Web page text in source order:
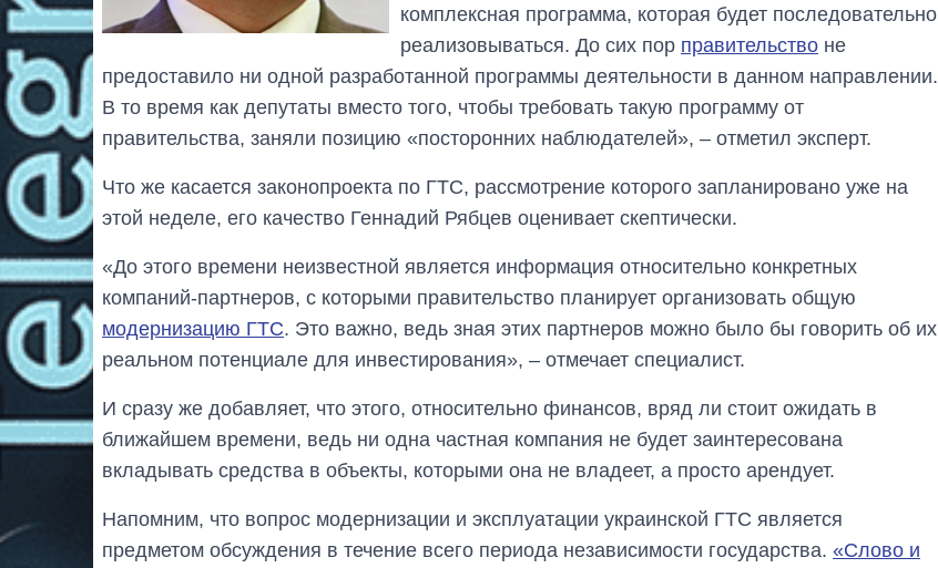
комплексная программа, которая будет последовательно
реализовываться. До сих пор правительство не
предоставило ни одной разработанной программы деятельности в данном направлении.
В то время как депутаты вместо того, чтобы требовать такую программу от
правительства, заняли позицию «посторонних наблюдателей», – отметил эксперт.
Что же касается законопроекта по ГТС, рассмотрение которого запланировано уже на
этой неделе, его качество Геннадий Рябцев оценивает скептически.
«До этого времени неизвестной является информация относительно конкретных
компаний-партнеров, с которыми правительство планирует организовать общую
модернизацию ГТС. Это важно, ведь зная этих партнеров можно было бы говорить об их
реальном потенциале для инвестирования», – отмечает специалист.
И сразу же добавляет, что этого, относительно финансов, вряд ли стоит ожидать в
ближайшем времени, ведь ни одна частная компания не будет заинтересована
вкладывать средства в объекты, которыми она не владеет, а просто арендует.
Напомним, что вопрос модернизации и эксплуатации украинской ГТС является
предметом обсуждения в течение всего периода независимости государства. «Слово и